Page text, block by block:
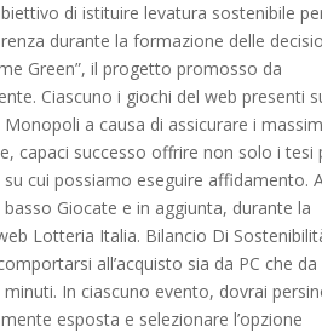
di istituire levatura sostenibile
durante la formazione delle
Green”, il progetto promosso da
Ciascuno i giochi del web presenti
a causa di assicurare i
capaci successo offrire non solo i tesi
cui possiamo eseguire affidamento.
Giocate e in aggiunta, durante la
Lotteria Italia. Bilancio Di
all’acquisto sia da PC che da
In ciascuno evento, dovrai
esposta e selezionare l’opzione